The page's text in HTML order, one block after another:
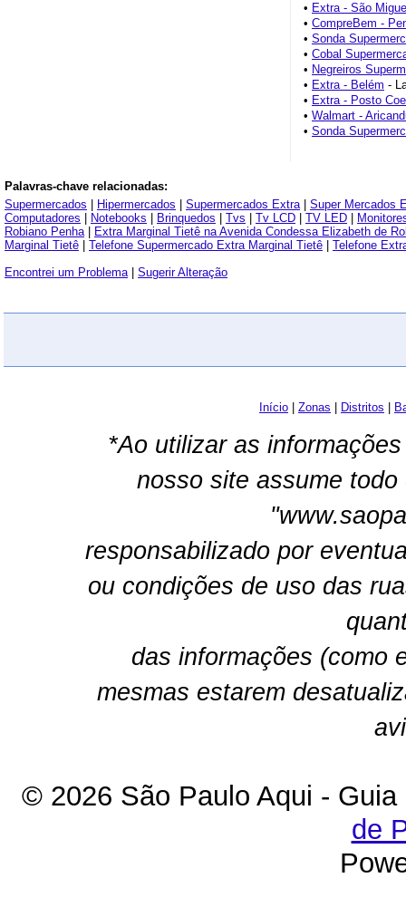
• Extra - São
• CompreBem -
• Sonda
• Cobal
• Negreiros
• Extra - Belém -
• Extra - Posto
• Walmart -
• Sonda
Palavras-chave relacionadas:
Supermercados
Hipermercados Supermercados Extra| Super Mercados
Computadores
Notebooks Brinquedos Tvs Tv LCD TV LED
Robiano Penha|
Extra Marginal Tietê na Avenida Condessa Elizabeth de
Marginal Tietê
Telefone Supermercado Extra Marginal Tietê
Telefone
Encontrei um Problema| Sugerir Alteração
Início Zonas Distritos
*Ao utilizar as
nosso site assume
responsabilizado por
ou condições de uso das
das informações (como
mesmas estarem
© 2026 São Paulo Aqui -
de